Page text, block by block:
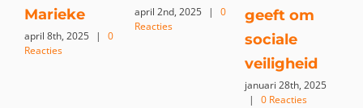
Marieke
april 8th, 2025 |
0
Reacties
april 2nd, 2025 |
0
Reacties
geeft om
sociale
veiligheid
januari 28th, 2025
|
0 Reacties